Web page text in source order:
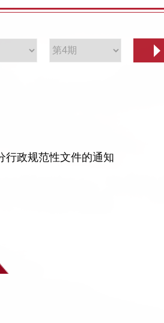
行政规范性文件的通知